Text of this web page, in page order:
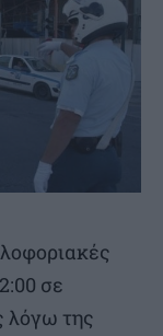
σε
λόγω της